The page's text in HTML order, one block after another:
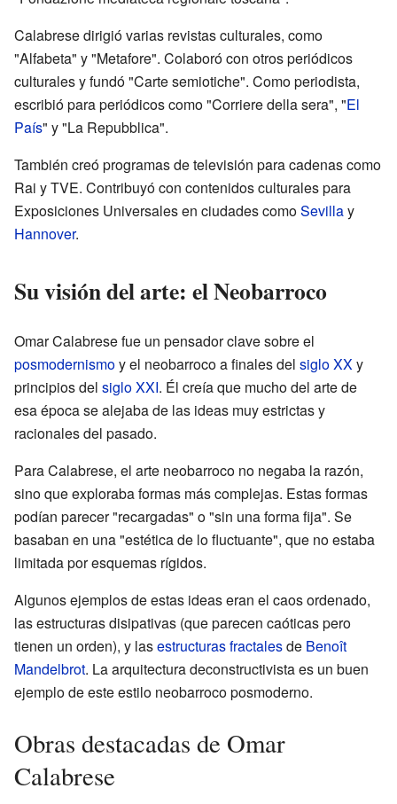
Calabrese dirigió varias revistas culturales, como
"Alfabeta" y "Metafore". Colaboró con otros periódicos
culturales y fundó "Carte semiotiche". Como periodista,
escribió para periódicos como "Corriere della sera", "El
País" y "La Repubblica".
También creó programas de televisión para cadenas como
Rai y TVE. Contribuyó con contenidos culturales para
Exposiciones Universales en ciudades comoSevillay
Hannover.
Su visión del arte: el Neobarroco
Omar Calabrese fue un pensador clave sobre el
posmodernismoy el neobarroco a finales del siglo XXy
principios del siglo XXI. Él creía que mucho del arte de
esa época se alejaba de las ideas muy estrictas y
racionales del pasado.
Para Calabrese, el arte neobarroco no negaba la razón,
sino que exploraba formas más complejas. Estas formas
podían parecer "recargadas" o "sin una forma fija". Se
basaban en una "estética de lo fluctuante", que no estaba
limitada por esquemas rígidos.
Algunos ejemplos de estas ideas eran el caos ordenado,
las estructuras disipativas (que parecen caóticas pero
tienen un orden), y lasestructuras fractalesde Benoît
Mandelbrot. La arquitectura deconstructivista es un buen
ejemplo de este estilo neobarroco posmoderno.
Obras destacadas de Omar
Calabrese